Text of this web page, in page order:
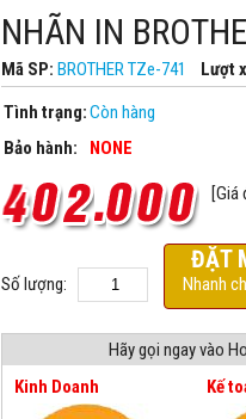
NHÃN IN
Mã SP: BROTHER TZe-741 Lượt
Tình trạng:Còn hàng
Bảo hành:
NONE
[Giá
Số lượng:
ĐẶT
Nhanh
Hãy gọi ngay vào
Kinh Doanh
Kế